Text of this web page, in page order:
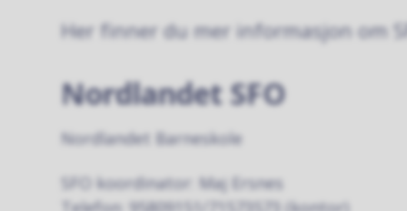
Her finner du mer informasjon om
Nordlandet SFO
Nordlandet Barneskole
SFO koordinator: Maj Ersnes